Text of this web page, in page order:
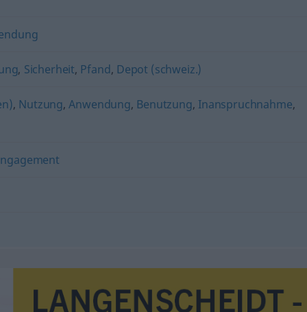
, Sicherheit, Pfand, Depot (schweiz.)
, Nutzung,Anwendung, Benutzung, Inanspruchnahme,